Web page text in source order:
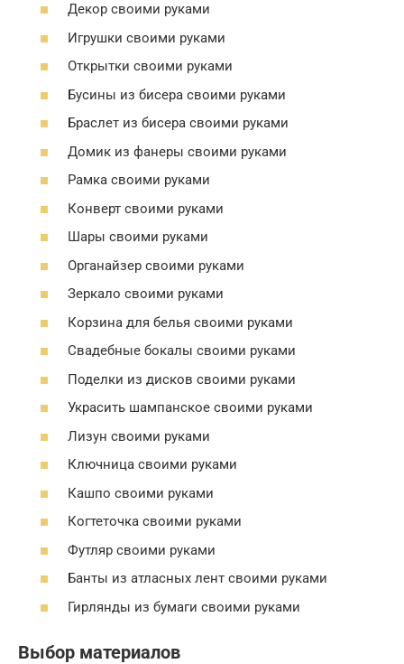
Декор своими руками
Игрушки своими руками
Открытки своими руками
Бусины из бисера своими руками
Браслет из бисера своими руками
Домик из фанеры своими руками
Рамка своими руками
Конверт своими руками
Шары своими руками
Органайзер своими руками
Зеркало своими руками
Корзина для белья своими руками
Свадебные бокалы своими руками
Поделки из дисков своими руками
Украсить шампанское своими руками
Лизун своими руками
Ключница своими руками
Кашпо своими руками
Когтеточка своими руками
Футляр своими руками
Банты из атласных лент своими руками
Гирлянды из бумаги своими руками
Выбор материалов